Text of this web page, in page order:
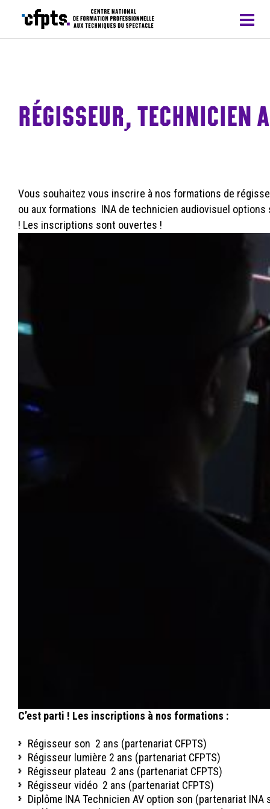
CFPTS – formations en apprentissage
RÉGISSEUR, TECHNICIEN
Vous souhaitez vous inscrire à nos formations de
ou aux formations INA de technicien audiovisuel options
! Les inscriptions sont ouvertes !
C’est parti ! Les inscriptions à nos formations :
Régisseur son 2 ans (partenariat CFPTS)
Régisseur lumière 2 ans (partenariat CFPTS)
Régisseur plateau 2 ans (partenariat CFPTS)
Régisseur vidéo 2 ans (partenariat CFPTS)
Diplôme INA Technicien AV option son (partenariat INA